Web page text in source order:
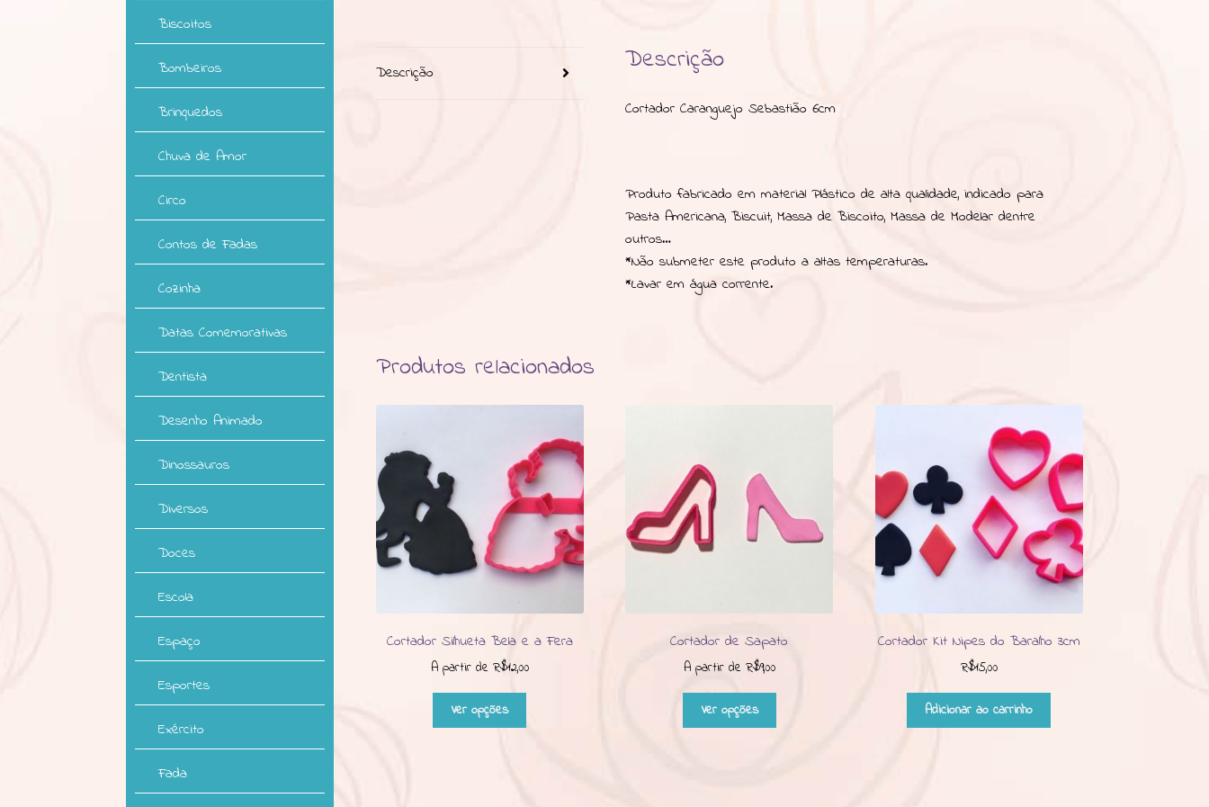
Descrição Descrição
Cortador Caranguejo Sebastião 6cm
Produto fabricado em material Plástico de alta qualidade, indicado para
Pasta Americana, Biscuit, Massa de Biscoito, Massa de Modelar dentre
outros…
*Não submeter este produto a altas temperaturas.
*Lavar em água corrente.
Produtos relacionados
Cortador Silhueta Bela e a Fera
A partir de R$12,00
Ver opções
Cortador de Sapato
A partir de R$9,00
Ver opções
Cortador Kit Nipes do Baralho 3cm
R$15,00
Adicionar ao carrinho
Biscoitos
Bombeiros
Brinquedos
Chuva de Amor
Circo
Contos de Fadas
Cozinha
Datas Comemorativas
Dentista
Desenho Animado
Dinossauros
Diversos
Doces
Escola
Espaço
Esportes
Exército
Fada